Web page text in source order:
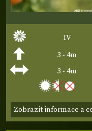
IV
3 - 4m
3 - 4m
Zobrazit informace a